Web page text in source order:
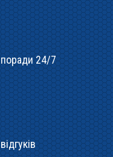
поради 24/7